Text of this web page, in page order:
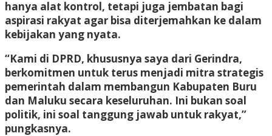
hanya alat kontrol, tetapi juga jembatan bagi
aspirasi rakyat agar bisa diterjemahkan ke dalam
kebijakan yang nyata.
“Kami di DPRD, khususnya saya dari Gerindra,
berkomitmen untuk terus menjadi mitra strategis
pemerintah dalam membangun Kabupaten Buru
dan Maluku secara keseluruhan. Ini bukan soal
politik, ini soal tanggung jawab untuk rakyat,”
pungkasnya.